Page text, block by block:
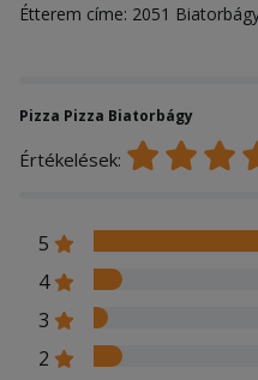
Étterem címe: 2051
Pizza Pizza Biatorbágy
Értékelések:
5
4
3
2